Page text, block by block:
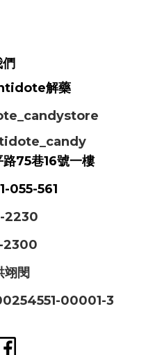
解藥
75巷16號一樓
055-561
2230
2300
翊閔
00001-3